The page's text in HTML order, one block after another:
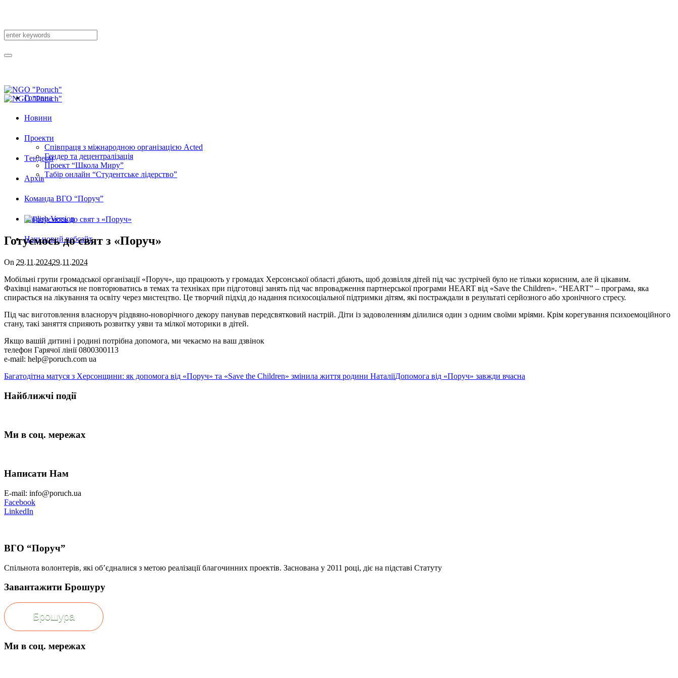
Головна
Новини
Проекти
Співпраця з міжнародною організацією Acted
Гендер та децентралізація
Проект “Школа Миру”
Табір онлайн “Студентське лідерство”
Tендери
Архів
Команда ВГО “Поруч”
English Version
Наш новий вебсайт
Готуємось до свят з «Поруч»
On 29.11.202429.11.2024
Мобільні групи громадської організації «Поруч», що працюють у громадах Херсонської області дбають, щоб дозвілля дітей під час зустрічей було не тільки корисним, але й цікавим.
Фахівці намагаються не повторюватись в темах та техніках при підготовці занять під час впровадження партнерської програми HEART від «Save the Children». “HEART” – програма, яка
спирається на лікування та освіту через мистецтво. Це творчий підхід до надання психосоціальної підтримки дітям, які постраждали в результаті серйозного або хронічного стресу.
Під час виготовлення власноруч різдвяно-новорічного декору панував передсвятковий настрій. Діти із задоволенням ділилися один з одним своїми мріями. Крім корегування психоемоційного
стану, такі заняття сприяють розвитку уяви та мілкої моторики в дітей.
Якщо вашій дитині і родині потрібна допомога, ми чекаємо на ваш дзвінок
телефон Гарячої лінії 0800300113
e-mail: help@poruch.com ua
Багатодітна матуся з Херсонщини: як допомога від «Поруч» та «Save the Children» змінила життя родини НаталіїДопомога від «Поруч» завжди вчасна
Найближчі події
Ми в соц. мережах
Написати Нам
E-mail: info@poruch.ua
Facebook
LinkedIn
ВГО “Поруч”
Спільнота волонтерів, які об’єдналися з метою реалізації благочинних проектів. Заснована у 2011 році, діє на підставі Статуту
Завантажити Брошуру
Брошура
Ми в соц. мережах